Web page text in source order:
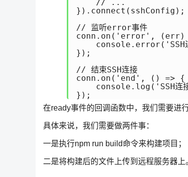
    // ...
}).connect(sshConfig);
// 监听error事件
conn.on('error',
console.error('SSH
});
// 结束SSH连接
conn.on('end', () =>
console.log('SSH连
});
在ready事件的回调函数中，我们需要进
具体来说，我们需要做两件事：
一是执行npm run build命令来构建项目；
二是将构建后的文件上传到远程服务器